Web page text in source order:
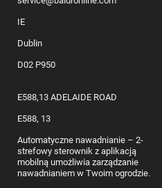
się żadne przeszkody)
IE
Dublin
D02 P950
E588,13 ADELAIDE ROAD
E588, 13
Automatyczne nawadnianie – 2-
strefowy sterownik z aplikacją
mobilną umożliwia zarządzanie
nawadnianiem w Twoim ogrodzie.